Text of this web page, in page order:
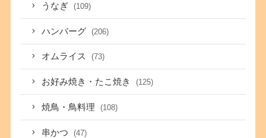
うなぎ (109)
ハンバーグ (206)
オムライス (73)
お好み焼き・たこ焼き (125)
焼鳥・鳥料理 (108)
串かつ (47)